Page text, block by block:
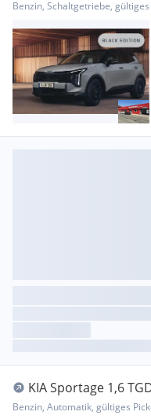
| A...
Benzin, Schaltgetriebe,
KIA Sportage 1,6
Benzin, Automatik, gültiges